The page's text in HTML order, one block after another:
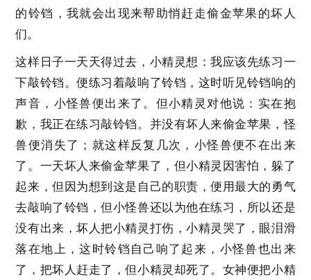
的铃铛，我就会出现来帮助悄赶走偷金苹果的坏人
们。
这样日子一天天得过去，小精灵想：我应该先练习一
下敲铃铛。便练习着敲响了铃铛，这时听见铃铛响的
声音，小怪兽便出来了。但小精灵对他说：实在抱
歉，我正在练习敲铃铛。并没有坏人来偷金苹果，怪
兽便消失了；就这样反复几次，小怪兽便不在出来
了。一天坏人来偷金苹果了，但小精灵因害怕，躲了
起来，但因为想到这是自己的职责，便用最大的勇气
去敲响了铃铛，但小怪兽还以为他在练习，所以还是
没有出来，坏人把小精灵打伤，小精灵哭了，眼泪滑
落在地上，这时铃铛自己响了起来，小怪兽也出来
了，把坏人赶走了，但小精灵却死了。女神便把小精